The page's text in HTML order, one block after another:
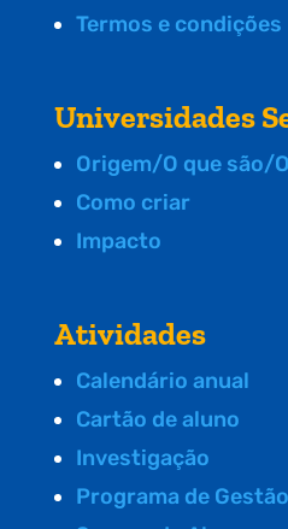
Termos e condições
Universidades
Origem/O que são/
Como criar
Impacto
Atividades
Calendário anual
Cartão de aluno
Investigação
Programa de Gestão